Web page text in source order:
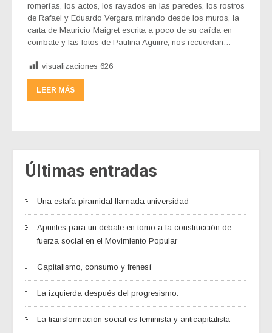
romerías, los actos, los rayados en las paredes, los rostros
de Rafael y Eduardo Vergara mirando desde los muros, la
carta de Mauricio Maigret escrita a poco de su caída en
combate y las fotos de Paulina Aguirre, nos recuerdan…
visualizaciones 626
LEER MÁS
Últimas entradas
Una estafa piramidal llamada universidad
Apuntes para un debate en torno a la construcción de
fuerza social en el Movimiento Popular
Capitalismo, consumo y frenesí
La izquierda después del progresismo.
La transformación social es feminista y anticapitalista